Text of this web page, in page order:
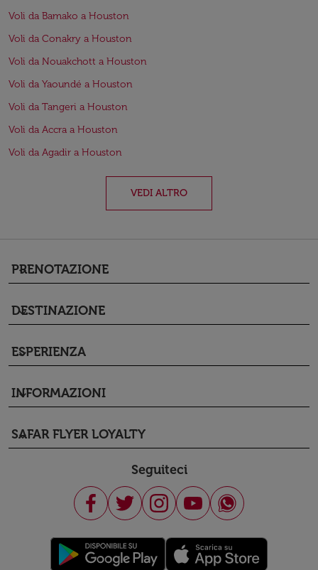
Voli da Bamako a Houston
Voli da Conakry a Houston
Voli da Nouakchott a Houston
Voli da Yaoundé a Houston
Voli da Tangeri a Houston
Voli da Accra a Houston
Voli da Agadir a Houston
VEDI ALTRO
PRENOTAZIONE
keyboard_arrow_down
DESTINAZIONE
keyboard_arrow_down
ESPERIENZA
keyboard_arrow_down
INFORMAZIONI
keyboard_arrow_down
SAFAR FLYER LOYALTY
keyboard_arrow_down
Seguiteci